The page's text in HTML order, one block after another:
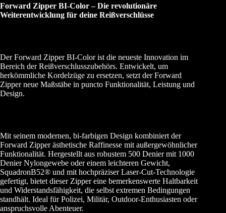
Forward Zipper BI-Color – Die revolutionäre
Weiterentwicklung für deine Reißverschlüsse
Der Forward Zipper BI-Color ist die neueste Innovation im
Bereich der Reißverschlusszubehörs. Entwickelt, um
herkömmliche Kordelzüge zu ersetzen, setzt der Forward
Zipper neue Maßstäbe in puncto Funktionalität, Leistung und
Design.
Mit seinem modernen, bi-farbigen Design kombiniert der
Forward Zipper ästhetische Raffinesse mit außergewöhnlicher
Funktionalität. Hergestellt aus robustem 500 Denier mit 1000
Denier Nylongewebe oder einem leichteren Gewicht,
SquadronB52® und mit hochpräziser Laser-Cut-Technologie
gefertigt, bietet dieser Zipper eine bemerkenswerte Haltbarkeit
und Widerstandsfähigkeit, die selbst extremen Bedingungen
standhält. Ideal für Polizei, Militär, Outdoor-Enthusiasten oder
anspruchsvolle Abenteuer.